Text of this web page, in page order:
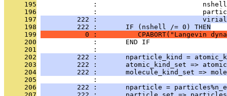
     195
:
     196
:
     197
222 :
     198
         222 :       IF (nshell /= 0) THEN
     199
0 :          CPABORT("Langevin
     200
              :       END IF
     201
              :
     202
222 :       nparticle_kind =
     203
222 :       atomic_kind_set =>
     204
222 :       molecule_kind_set =>
     205
              :
     206
222 :       nparticle =